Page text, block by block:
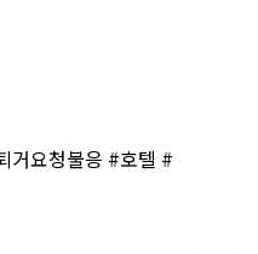
거요청불응 #호텔 #